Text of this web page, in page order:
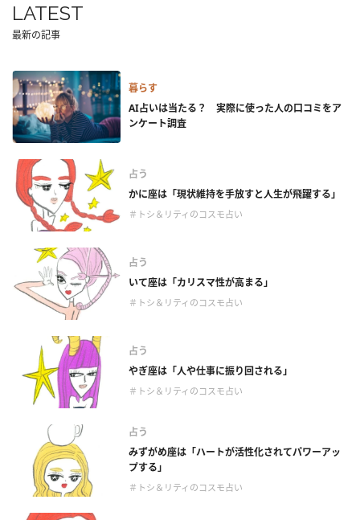
LATEST
最新の記事
暮らす
AI占いは当たる？ 実際に使った人の口コミをア
ンケート調査
占う
かに座は「現状維持を手放すと人生が飛躍する」
＃トシ＆リティのコスモ占い
占う
いて座は「カリスマ性が高まる」
＃トシ＆リティのコスモ占い
占う
やぎ座は「人や仕事に振り回される」
＃トシ＆リティのコスモ占い
占う
みずがめ座は「ハートが活性化されてパワーアッ
プする」
＃トシ＆リティのコスモ占い